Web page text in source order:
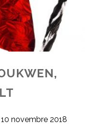
novembre 2018